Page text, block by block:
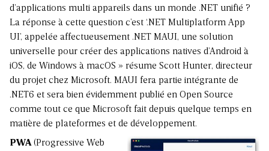
d’applications multi appareils dans un monde .NET unifié ?
La réponse à cette question c’est ‘.NET Multiplatform App
UI’, appelée affectueusement .NET MAUI, une solution
universelle pour créer des applications natives d’Android à
iOS, de Windows à macOS » résume Scott Hunter, directeur
du projet chez Microsoft. MAUI fera partie intégrante de
.NET6 et sera bien évidemment publié en Open Source
comme tout ce que Microsoft fait depuis quelque temps en
matière de plateformes et de développement.
PWA(Progressive Web